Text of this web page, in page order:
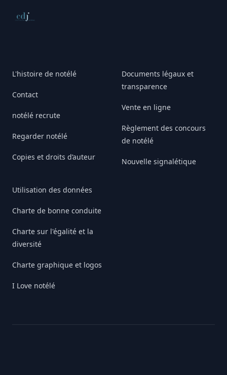
Conseil de déontologie journalistique
L'histoire de notélé
Contact
notélé recrute
Regarder notélé
Copies et droits d’auteur
Utilisation des données
Charte de bonne conduite
Charte sur l'égalité et la
diversité
Charte graphique et logos
I Love notélé
Documents légaux et
transparence
Vente en ligne
Règlement des concours
de notélé
Nouvelle signalétique